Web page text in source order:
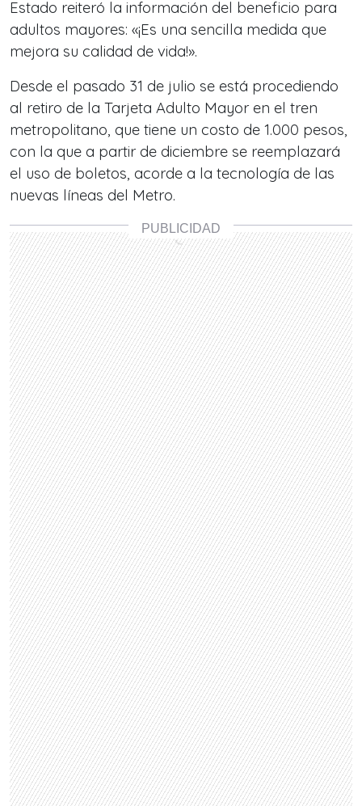
Estado reiteró la información del beneficio para
adultos mayores: «¡Es una sencilla medida que
mejora su calidad de vida!».
Desde el pasado 31 de julio se está procediendo
al retiro de la Tarjeta Adulto Mayor en el tren
metropolitano, que tiene un costo de 1.000 pesos,
con la que a partir de diciembre se reemplazará
el uso de boletos, acorde a la tecnología de las
nuevas líneas del Metro.